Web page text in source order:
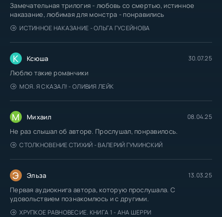
Замечательная трилогия - любовь со смертью, истинное
наказание, любимая для монстра - понравились
ИСТИННОЕ НАКАЗАНИЕ - ОЛЬГА ГУСЕЙНОВА
К Ксюша 30.07.25
Люблю такие романчики
МОЯ. Я СКАЗАЛ! - ОЛИВИЯ ЛЕЙК
М Михаил 08.04.25
Не раз слышал об авторе. Прослушал, понравилось.
СТОЛКНОВЕНИЕ СТИХИЙ - ВАЛЕРИЙ ГУМИНСКИЙ
Э Эльза 13.03.25
Первая аудиокнига автора, которую прослушала. С
удовольствием познакомлюсь и с другими.
ХРУПКОЕ РАВНОВЕСИЕ. КНИГА 1 - АНА ШЕРРИ